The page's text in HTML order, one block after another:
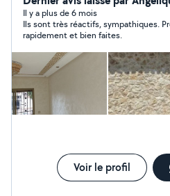
Il y a plus de 6 mois
Ils sont très réactifs, sympathiques.
rapidement et bien faites.
Voir le profil